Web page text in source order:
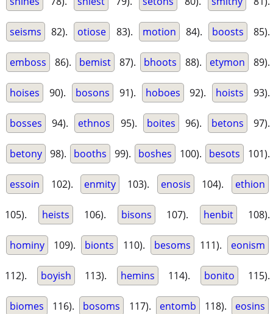
seisms 82). otiose 83). motion 84). boosts 85).
emboss 86). bemist 87). bhoots 88). etymon 89).
hoises 90). bosons 91). hoboes 92). hoists 93).
bosses 94). ethnos 95). boites 96). betons 97).
betony 98). booths 99). boshes 100). besots 101).
essoin 102). enmity 103). enosis 104). ethion
105). heists 106). bisons 107). henbit 108).
hominy 109). bionts 110). besoms 111). eonism
112). boyish 113). hemins 114). bonito 115).
biomes 116). bosoms 117). entomb 118). eosins